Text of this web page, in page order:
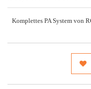
Komplettes PA System von